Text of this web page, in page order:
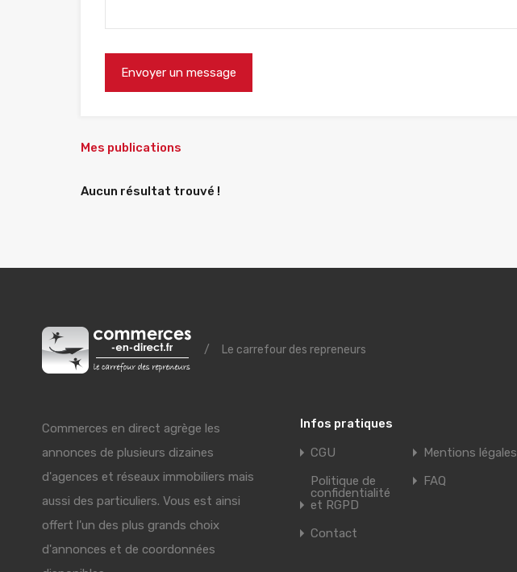
Mes publications
Aucun résultat trouvé !
/ Le carrefour des repreneurs
Commerces en direct agrège les
annonces de plusieurs dizaines
d'agences et réseaux immobiliers mais
aussi des particuliers. Vous est ainsi
offert l'un des plus grands choix
d'annonces et de coordonnées
Infos pratiques
CGU
Mentions légales
Politique de
confidentialité
et RGPD
FAQ
Contact